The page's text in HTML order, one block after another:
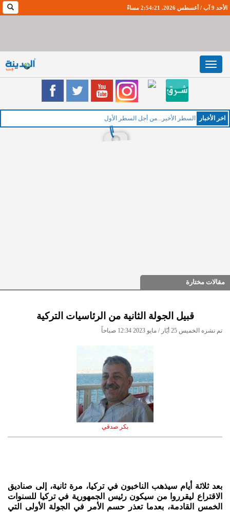
الأحد 9 آب / أغسطس 2026. 2:54:22 مساءً
Toggle
navigation
اخر اﻷخبار الخمي
مقالات مختارة
قبيل الجولة الثانية من الرئاسيات التركية
تم نشره الخميس 25 أيّار / مايو 2023 12:34 صباحاً
بكر صدقي
بعد ثلاثة أيام سيذهب الناخبون في تركيا، مرة ثانية، إلى صناديق
الاقتراع ليقرروا من سيكون رئيس الجمهورية في تركيا للسنوات
الخمس القادمة، بعدما تعذر حسم الأمر في الجولة الأولى التي